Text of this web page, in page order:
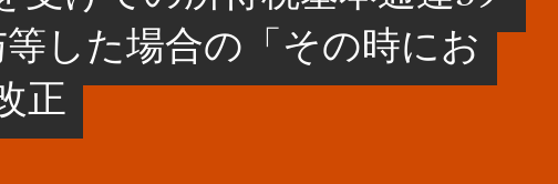
した場合の「その時にお
正